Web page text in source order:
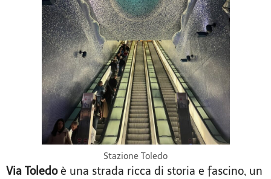
Stazione Toledo
Via Toledoè una strada ricca di storia e fascino, un